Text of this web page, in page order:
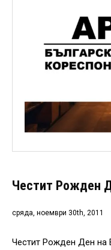
Честит Рожден
сряда, ноември 30th, 2011
Честит Рожден Ден на